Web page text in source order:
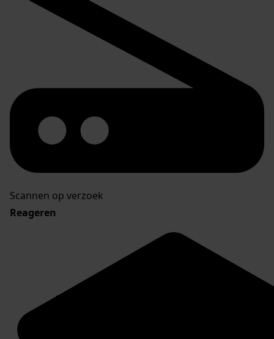
Scannen op verzoek
Reageren